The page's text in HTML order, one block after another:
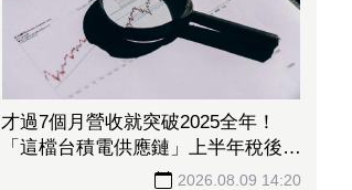
才過7個月營收就突破2025全年！
「這檔台積電供應鏈」上半年稅後純
益年增209% 訂單能見度看到明年
2026.08.09 14:20